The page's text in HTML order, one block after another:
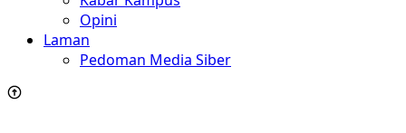
Opini
Laman
Pedoman Media Siber